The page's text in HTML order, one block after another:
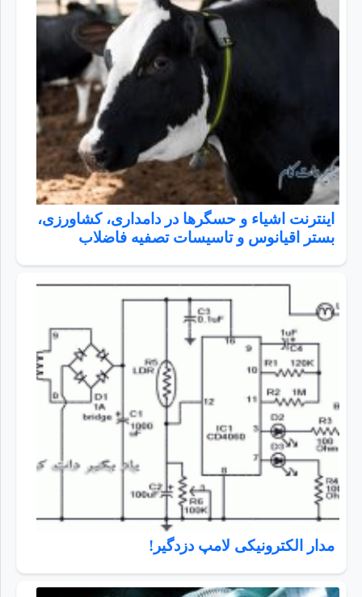
اینترنت اشیاء و حسگرها در دامداری، کشاورزی،
بستر اقیانوس و تاسیسات تصفیه فاضلاب
مدار الکترونیکی لامپ دزدگیر!